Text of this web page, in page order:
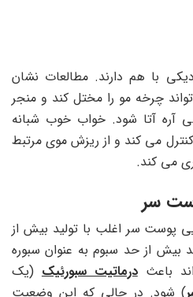
با هم دارند. مطالعات نشان
چرخه مو را مختل کند و منجر
آره آتا شود. خواب خوب شبانه
می کند و از ریزش موی مرتبط
می کند.
سر
پوست سر اغلب با تولید بیش از
بیش از حد سبوم به عنوان سبوره
باعثدرماتیت سبورئیک (یک
) شود. در حالی که این وضعیت